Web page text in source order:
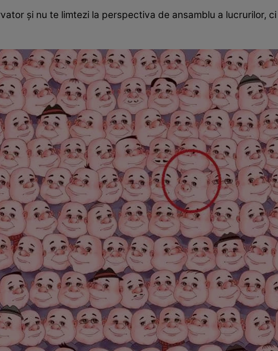
și nu te limtezi la perspectiva de ansamblu a lucrurilor,